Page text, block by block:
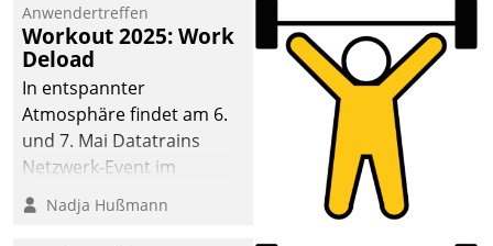
Anwendertreffen
Workout 2025: Work
Deload
In entspannter
Atmosphäre findet am 6.
und 7. Mai Datatrains
Netzwerk-Event im
Kunden- und Partnerkreis
statt. Zentrale Frage: Wie
Nadja Hußmann